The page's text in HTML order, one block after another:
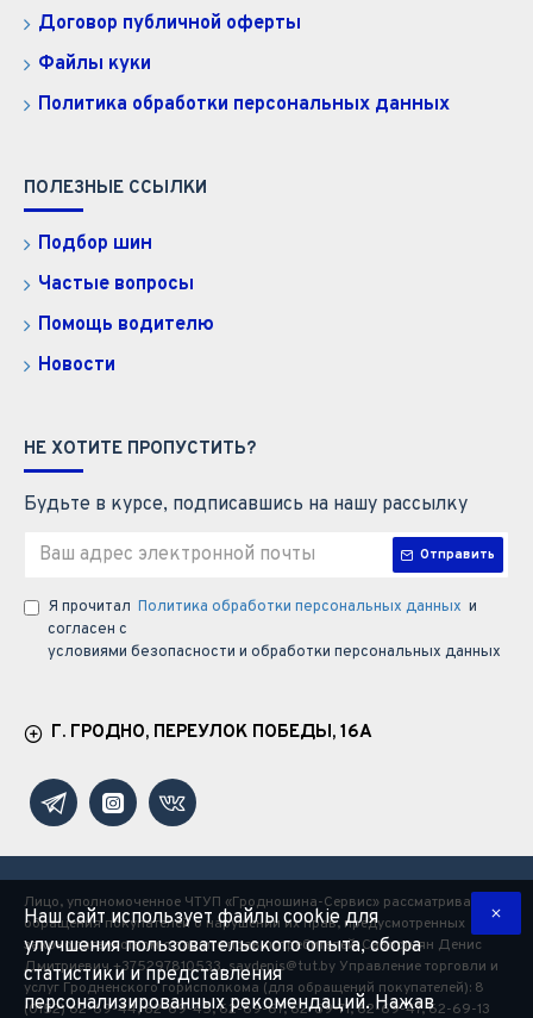
Договор публичной оферты
Файлы куки
Политика обработки персональных данных
ПОЛЕЗНЫЕ ССЫЛКИ
Подбор шин
Частые вопросы
Помощь водителю
Новости
НЕ ХОТИТЕ ПРОПУСТИТЬ?
Будьте в курсе, подписавшись на нашу рассылку
Отправить
Я прочитал Политика обработки персональных данных и
согласен с
условиями безопасности и обработки персональных данных
Г. ГРОДНО, ПЕРЕУЛОК ПОБЕДЫ, 16А
Лицо, уполномоченное ЧТУП «Гродношина-Сервис» рассматривать
обращения покупателей о нарушении их прав, предусмотренных
законодательством о защите прав потребителей: Савостьян Денис
Дмитриевич +375297810533, savdenis@tut.by Управление торговли и
услуг Гродненского горисполкома (для обращений покупателей): 8
(0152) 62-69-44, 62-69-45, 62-69-67, 62-69-71, 62-69-47, 62-69-13
Наш сайт использует файлы cookie для
улучшения пользовательского опыта, сбора
статистики и представления
персонализированных рекомендаций. Нажав